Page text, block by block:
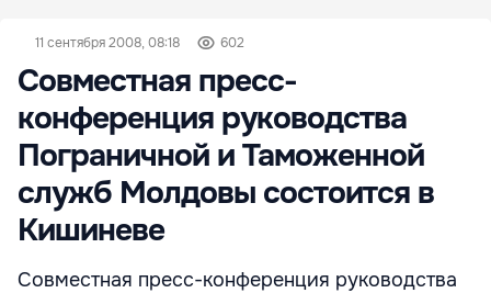
11 сентября 2008, 08:18 602
Совместная пресс-
конференция руководства
Пограничной и Таможенной
служб Молдовы состоится в
Кишиневе
Совместная пресс-конференция руководства